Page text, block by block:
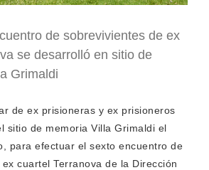
de sobrevivientes de ex
se desarrolló en sitio de
Grimaldi
de ex prisioneras y ex prisioneros
sitio de memoria Villa Grimaldi el
para efectuar el sexto encuentro de
cuartel Terranova de la Dirección